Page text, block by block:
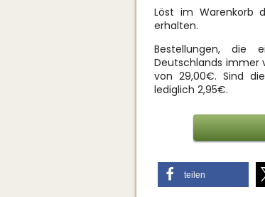
Löst im Warenkorb
erhalten.
Bestellungen, die
Deutschlands immer
von 29,00€. Sind
lediglich 2,95€.
teilen